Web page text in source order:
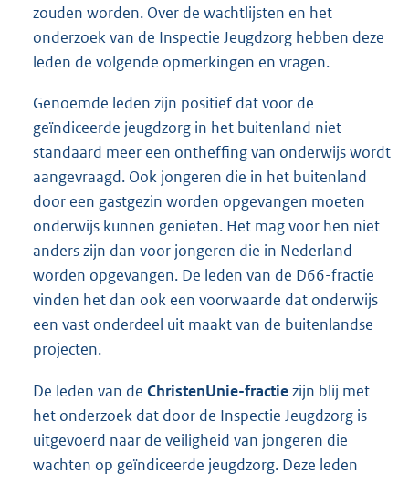
zouden worden. Over de wachtlijsten en het
onderzoek van de Inspectie Jeugdzorg hebben deze
leden de volgende opmerkingen en vragen.
Genoemde leden zijn positief dat voor de
geïndiceerde jeugdzorg in het buitenland niet
standaard meer een ontheffing van onderwijs wordt
aangevraagd. Ook jongeren die in het buitenland
door een gastgezin worden opgevangen moeten
onderwijs kunnen genieten. Het mag voor hen niet
anders zijn dan voor jongeren die in Nederland
worden opgevangen. De leden van de D66-fractie
vinden het dan ook een voorwaarde dat onderwijs
een vast onderdeel uit maakt van de buitenlandse
projecten.
De leden van de ChristenUnie-fractiezijn blij met
het onderzoek dat door de Inspectie Jeugdzorg is
uitgevoerd naar de veiligheid van jongeren die
wachten op geïndiceerde jeugdzorg. Deze leden